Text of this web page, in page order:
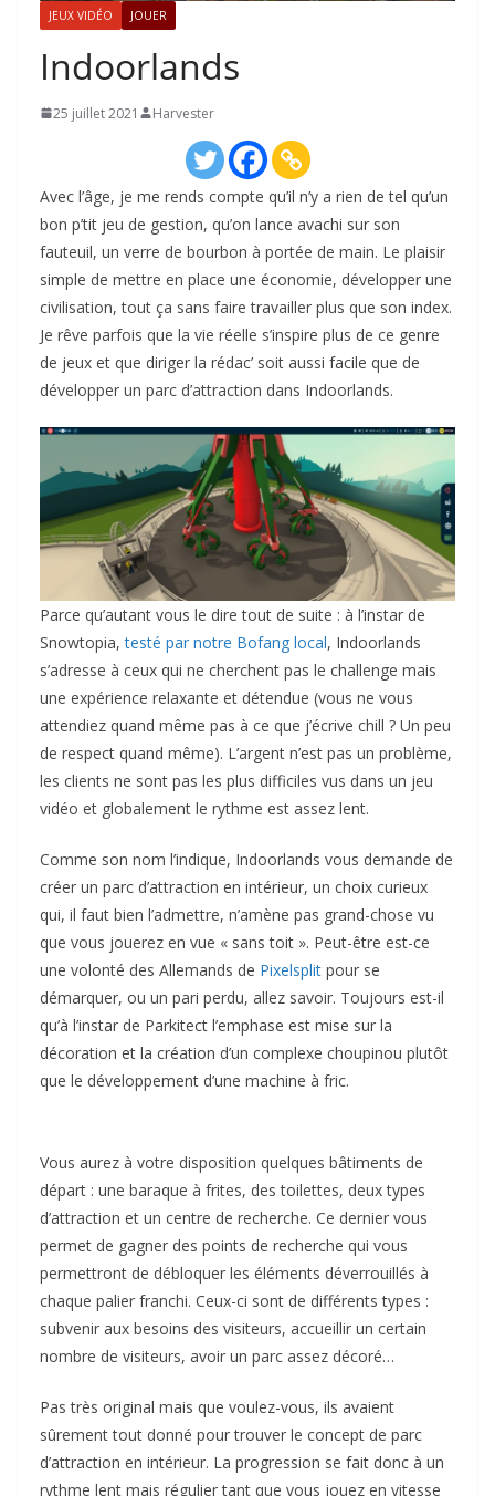
JEUX VIDÉO JOUER
Indoorlands
25 juillet 2021 Harvester
Avec l’âge, je me rends compte qu’il n’y a rien de tel qu’un
bon p’tit jeu de gestion, qu’on lance avachi sur son
fauteuil, un verre de bourbon à portée de main. Le plaisir
simple de mettre en place une économie, développer une
civilisation, tout ça sans faire travailler plus que son index.
Je rêve parfois que la vie réelle s’inspire plus de ce genre
de jeux et que diriger la rédac’ soit aussi facile que de
développer un parc d’attraction dans Indoorlands.
Parce qu’autant vous le dire tout de suite : à l’instar de
Snowtopia,testé par notre Bofang local, Indoorlands
s’adresse à ceux qui ne cherchent pas le challenge mais
une expérience relaxante et détendue (vous ne vous
attendiez quand même pas à ce que j’écrive chill ? Un peu
de respect quand même). L’argent n’est pas un problème,
les clients ne sont pas les plus difficiles vus dans un jeu
vidéo et globalement le rythme est assez lent.
Comme son nom l’indique, Indoorlands vous demande de
créer un parc d’attraction en intérieur, un choix curieux
qui, il faut bien l’admettre, n’amène pas grand-chose vu
que vous jouerez en vue « sans toit ». Peut-être est-ce
une volonté des Allemands de Pixelsplit pour se
démarquer, ou un pari perdu, allez savoir. Toujours est-il
qu’à l’instar de Parkitect l’emphase est mise sur la
décoration et la création d’un complexe choupinou plutôt
que le développement d’une machine à fric.
Vous aurez à votre disposition quelques bâtiments de
départ : une baraque à frites, des toilettes, deux types
d’attraction et un centre de recherche. Ce dernier vous
permet de gagner des points de recherche qui vous
permettront de débloquer les éléments déverrouillés à
chaque palier franchi. Ceux-ci sont de différents types :
subvenir aux besoins des visiteurs, accueillir un certain
nombre de visiteurs, avoir un parc assez décoré…
Pas très original mais que voulez-vous, ils avaient
sûrement tout donné pour trouver le concept de parc
d’attraction en intérieur. La progression se fait donc à un
rythme lent mais régulier tant que vous jouez en vitesse